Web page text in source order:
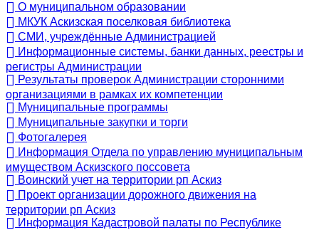
О муниципальном образовании
МКУК Аскизская поселковая библиотека
СМИ, учреждённые Администрацией
Информационные системы, банки данных, реестры и
регистры Администрации
Результаты проверок Администрации сторонними
организациями в рамках их компетенции
Муниципальные программы
Муниципальные закупки и торги
Фотогалерея
Информация Отдела по управлению муниципальным
имуществом Аскизского поссовета
Воинский учет на территории рп Аскиз
Проект организации дорожного движения на
территории рп Аскиз
Информация Кадастровой палаты по Республике